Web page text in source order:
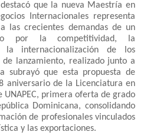
que la nueva Maestría en
Internacionales representa
las crecientes demandas de un
por la competitividad, la
internacionalización de los
lanzamiento, realizado junto a
subrayó que esta propuesta de
aniversario de la Licenciatura en
UNAPEC, primera oferta de grado
Dominicana, consolidando
de profesionales vinculados
y las exportaciones.